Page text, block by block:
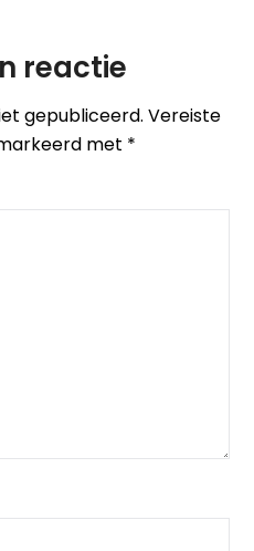
reactie
gepubliceerd. Vereiste
met *